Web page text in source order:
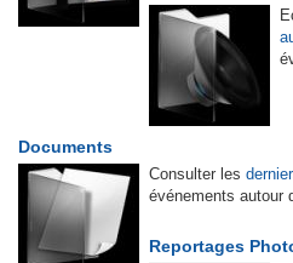
Documents
Consulter les
événements autour
Reportages